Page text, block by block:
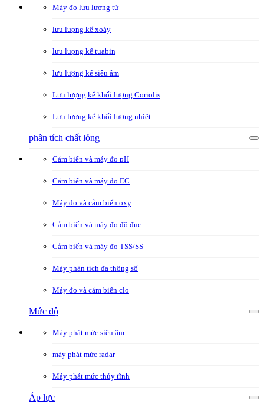
Máy đo lưu lượng từ
lưu lượng kế xoáy
lưu lượng kế tuabin
lưu lượng kế siêu âm
Lưu lượng kế khối lượng Coriolis
Lưu lượng kế khối lượng nhiệt
phân tích chất lỏng
Cảm biến và máy đo pH
Cảm biến và máy đo EC
Máy đo và cảm biến oxy
Cảm biến và máy đo độ đục
Cảm biến và máy đo TSS/SS
Máy phân tích đa thông số
Máy đo và cảm biến clo
Mức độ
Máy phát mức siêu âm
máy phát mức radar
Máy phát mức thủy tĩnh
Áp lực